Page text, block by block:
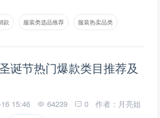
款 服装类选品推荐 服装热卖品类
诞节热门爆款类目推荐及
15:46 64239 0 作者：月亮姐